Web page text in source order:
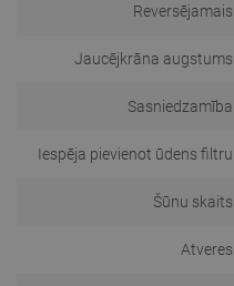
Reversējamais
Jaucējkrāna augstums
Sasniedzamība
Iespēja pievienot ūdens filtru
Šūnu skaits
Atveres